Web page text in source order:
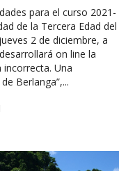
para el curso 2021-
de la Tercera Edad del
2 de diciembre, a
on line la
incorrecta. Una
Berlanga”,...